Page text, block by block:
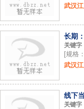
武汉
长期
关键字
[规格
武汉
线下
关键字